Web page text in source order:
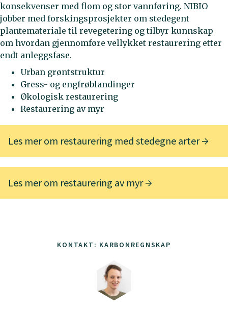
konsekvenser med flom og stor vannføring. NIBIO
jobber med forskingsprosjekter om stedegent
plantemateriale til revegetering og tilbyr kunnskap
om hvordan gjennomføre vellykket restaurering etter
endt anleggsfase.
Urban grøntstruktur
Gress- og engfrøblandinger
Økologisk restaurering
Restaurering av myr
Les mer om restaurering med stedegne arter
Les mer om restaurering av myr
KONTAKT: KARBONREGNSKAP